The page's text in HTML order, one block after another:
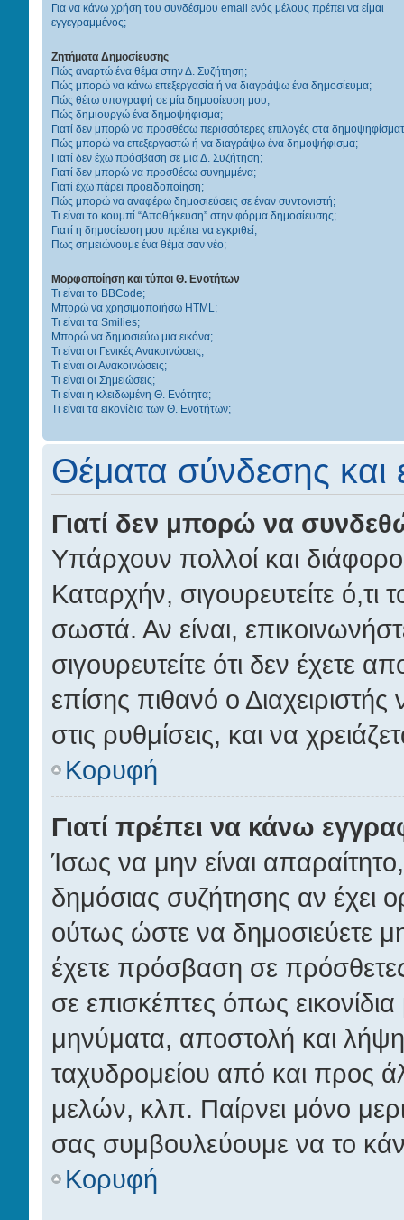
Για να κάνω χρήση του συνδέσμου email ενός μέλους πρέπει να είμαι
εγγεγραμμένος;
Ζητήματα Δημοσίευσης
Πώς αναρτώ ένα θέμα στην Δ. Συζήτηση;
Πώς μπορώ να κάνω επεξεργασία ή να διαγράψω ένα δημοσίευμα;
Πώς θέτω υπογραφή σε μία δημοσίευση μου;
Πώς δημιουργώ ένα δημοψήφισμα;
Γιατί δεν μπορώ να προσθέσω περισσότερες επιλογές στα
Πώς μπορώ να επεξεργαστώ ή να διαγράψω ένα δημοψήφισμα;
Γιατί δεν έχω πρόσβαση σε μια Δ. Συζήτηση;
Γιατί δεν μπορώ να προσθέσω συνημμένα;
Γιατί έχω πάρει προειδοποίηση;
Πώς μπορώ να αναφέρω δημοσιεύσεις σε έναν συντονιστή;
Τι είναι το κουμπί “Αποθήκευση” στην φόρμα δημοσίευσης;
Γιατί η δημοσίευση μου πρέπει να εγκριθεί;
Πως σημειώνουμε ένα θέμα σαν νέο;
Μορφοποίηση και τύποι Θ. Ενοτήτων
Τι είναι το BBCode;
Μπορώ να χρησιμοποιήσω HTML;
Τι είναι τα Smilies;
Μπορώ να δημοσιεύω μια εικόνα;
Τι είναι οι Γενικές Ανακοινώσεις;
Τι είναι οι Ανακοινώσεις;
Τι είναι οι Σημειώσεις;
Τι είναι η κλειδωμένη Θ. Ενότητα;
Τι είναι τα εικονίδια των Θ. Ενοτήτων;
Θέματα σύνδεσης και
Γιατί δεν μπορώ να
Υπάρχουν πολλοί και
Καταρχήν, σιγουρευτείτε ό,τι
σωστά. Αν είναι,
σιγουρευτείτε ότι δεν έχετε
επίσης πιθανό ο
στις ρυθμίσεις, και να
Κορυφή
Γιατί πρέπει να κάνω
Ίσως να μην είναι
δημόσιας συζήτησης αν έχει
ούτως ώστε να δημοσιεύετε
έχετε πρόσβαση σε
σε επισκέπτες όπως
μηνύματα, αποστολή και
ταχυδρομείου από και προς
μελών, κλπ. Παίρνει μόνο
σας συμβουλεύουμε να το
Κορυφή